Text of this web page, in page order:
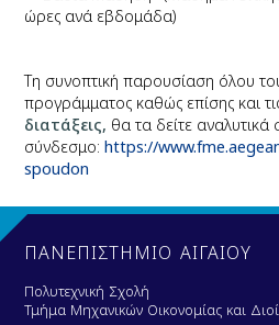
ώρες ανά εβδομάδα)
Τη συνοπτική παρουσίαση όλου
προγράμματος καθώς επίσης και
διατάξεις, θα τα δείτε
σύνδεσμο:https://
spoudon
ΠΑΝΕΠΙΣΤΗΜΙΟ ΑΙΓΑΙΟΥ
Πολυτεχνική Σχολή
Τμήμα Μηχανικών Οικονομίας και